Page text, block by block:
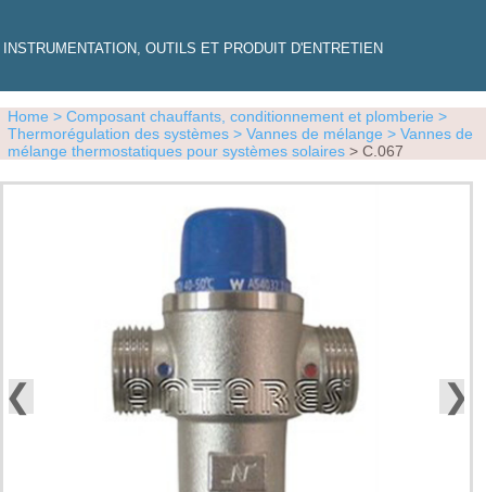
INSTRUMENTATION, OUTILS ET PRODUIT D'ENTRETIEN
Home > Composant chauffants, conditionnement et plomberie>
Thermorégulation des systèmes> Vannes de mélange> Vannes de
mélange thermostatiques pour systèmes solaires> C.067
❮ ❯